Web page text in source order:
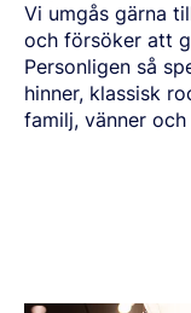
Vi umgås gärna
och försöker att
Personligen så
hinner, klassisk
familj, vänner